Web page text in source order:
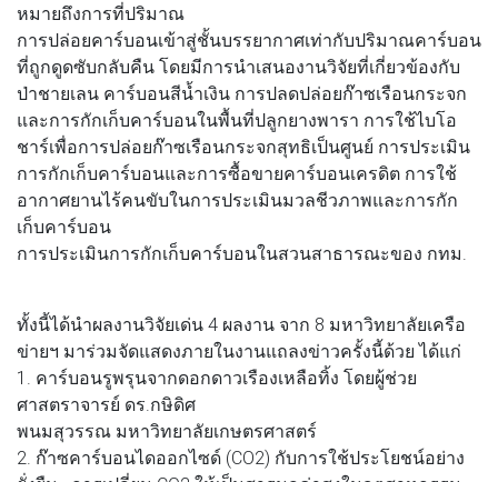
หมายถึงการที่ปริมาณ
การปล่อยคาร์บอนเข้าสู่ชั้นบรรยากาศเท่ากับปริมาณคาร์บอน
ที่ถูกดูดซับกลับคืน โดยมีการนำเสนองานวิจัยที่เกี่ยวข้องกับ
ป่าชายเลน คาร์บอนสีน้ำเงิน การปลดปล่อยก๊าซเรือนกระจก
และการกักเก็บคาร์บอนในพื้นที่ปลูกยางพารา การใช้ไบโอ
ชาร์เพื่อการปล่อยก๊าซเรือนกระจกสุทธิเป็นศูนย์ การประเมิน
การกักเก็บคาร์บอนและการซื้อขายคาร์บอนเครดิต การใช้
อากาศยานไร้คนขับในการประเมินมวลชีวภาพและการกัก
เก็บคาร์บอน
การประเมินการกักเก็บคาร์บอนในสวนสาธารณะของ กทม.
ทั้งนี้ได้นำผลงานวิจัยเด่น 4 ผลงาน จาก 8 มหาวิทยาลัยเครือ
ข่ายฯ มาร่วมจัดแสดงภายในงานแถลงข่าวครั้งนี้ด้วย ได้แก่
1. คาร์บอนรูพรุนจากดอกดาวเรืองเหลือทิ้ง โดยผู้ช่วย
ศาสตราจารย์ ดร.กษิดิศ
พนมสุวรรณ มหาวิทยาลัยเกษตรศาสตร์
2. ก๊าซคาร์บอนไดออกไซด์ (CO2) กับการใช้ประโยชน์อย่าง